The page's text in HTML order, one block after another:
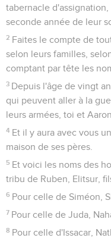
tabernacle
seconde année de leur
2 Faites le compte de
selon leurs familles,
comptant par tête les
3 Depuis l'âge de vingt
qui peuvent aller à la
leurs armées, toi et Aaron.
4 Et il y aura avec vous
maison de ses pères.
5 Et voici les noms des
tribu de Ruben, Elitsur,
6 Pour celle de Siméon,
7 Pour celle de Juda,
8 Pour celle d'Issacar,